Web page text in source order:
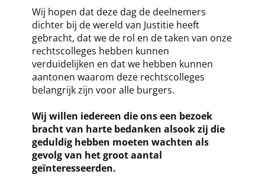
Wij hopen dat deze dag de deelnemers
dichter bij de wereld van Justitie heeft
gebracht, dat we de rol en de taken van onze
rechtscolleges hebben kunnen
verduidelijken en dat we hebben kunnen
aantonen waarom deze rechtscolleges
belangrijk zijn voor alle burgers.
Wij willen iedereen die ons een bezoek
bracht van harte bedanken alsook zij die
geduldig hebben moeten wachten als
gevolg van het groot aantal
geïnteresseerden.